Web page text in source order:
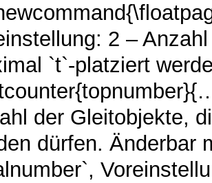
2 –
`t`-platziert
der Gleitobjekte,
dürfen. Änderbar